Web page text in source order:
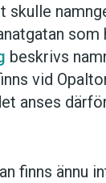
skulle
beskrivs
vid
anses
finns ännu